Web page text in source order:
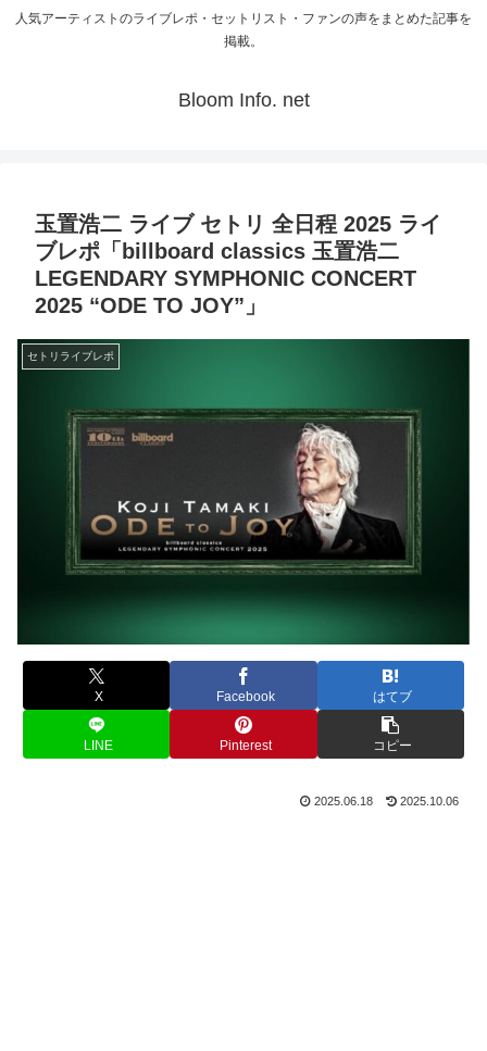
人気アーティストのライブレポ・セットリスト・ファンの声をまとめた記事を
掲載。
Bloom Info. net
玉置浩二 ライブ セトリ 全日程 2025 ライ
ブレポ「billboard classics 玉置浩二
LEGENDARY SYMPHONIC CONCERT
2025 “ODE TO JOY”」
セトリライブレポ
X Facebook はてブ
LINE Pinterest コピー
2025.06.18 2025.10.06